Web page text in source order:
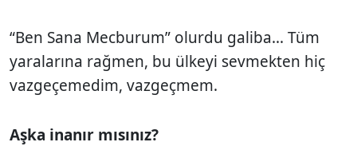
“Ben Sana Mecburum” olurdu galiba... Tüm
yaralarına rağmen, bu ülkeyi sevmekten hiç
vazgeçemedim, vazgeçmem.
Aşka inanır mısınız?